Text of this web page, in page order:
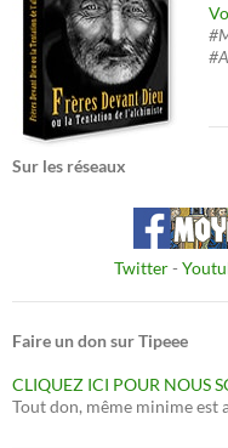
Sur les réseaux
Twitter-
Faire un don sur Tipeee
CLIQUEZ ICI POUR NOUS
Tout don, même minime est